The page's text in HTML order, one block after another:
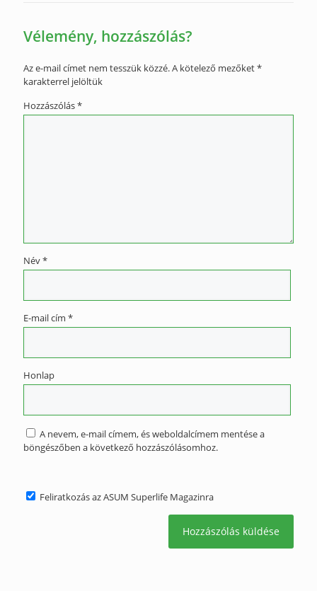
Vélemény, hozzászólás?
Az e-mail címet nem tesszük közzé.A kötelező mezőket*
karakterrel jelöltük
Hozzászólás*
Név*
E-mail cím *
Honlap
A nevem, e-mail címem, és weboldalcímem mentése a
böngészőben a következő hozzászólásomhoz.
Feliratkozás az ASUM Superlife Magazinra